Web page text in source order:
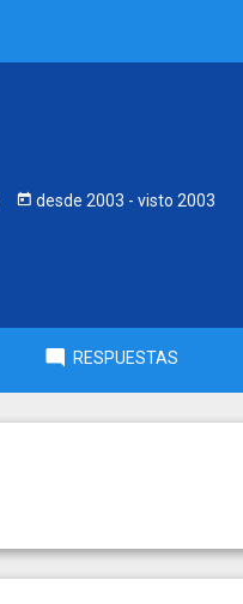
desde 2003 - visto 2003
RESPUESTAS